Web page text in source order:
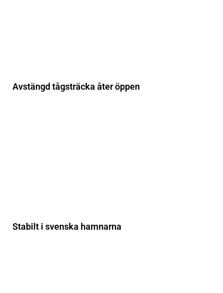
Avstängd tågsträcka åter öppen
Stabilt i svenska hamnarna